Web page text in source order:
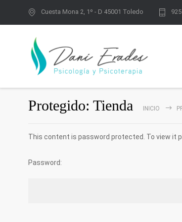
Cuesta Mona 2, 1º - D 45001 Toledo
Protegido: Tienda INICIO
This content is password protected. To view it
Password: